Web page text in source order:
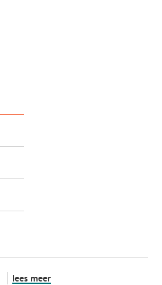
lees meer